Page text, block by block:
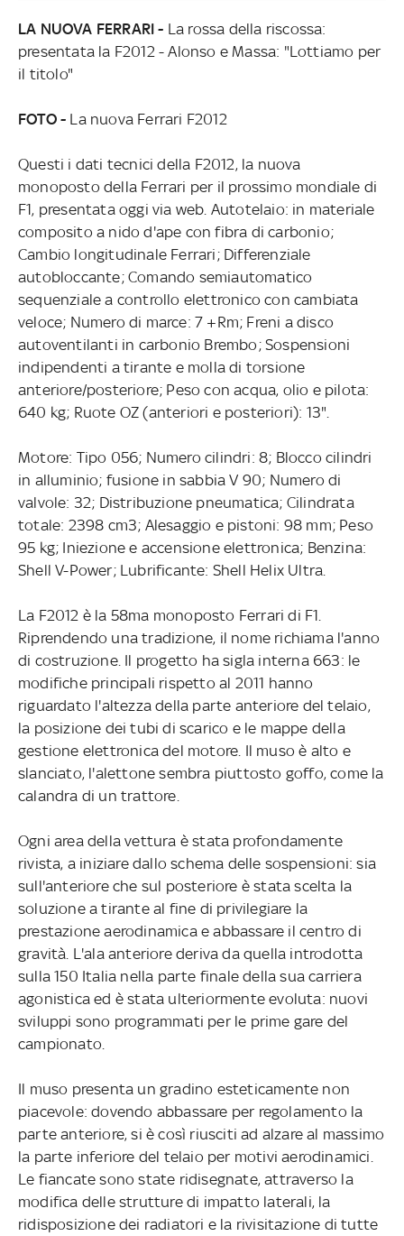
LA NUOVA FERRARI - La rossa della riscossa:
presentata la F2012 - Alonso e Massa: "Lottiamo per
il titolo"
FOTO - La nuova Ferrari F2012
Questi i dati tecnici della F2012, la nuova
monoposto della Ferrari per il prossimo mondiale di
F1, presentata oggi via web. Autotelaio: in materiale
composito a nido d'ape con fibra di carbonio;
Cambio longitudinale Ferrari; Differenziale
autobloccante; Comando semiautomatico
sequenziale a controllo elettronico con cambiata
veloce; Numero di marce: 7 +Rm; Freni a disco
autoventilanti in carbonio Brembo; Sospensioni
indipendenti a tirante e molla di torsione
anteriore/posteriore; Peso con acqua, olio e pilota:
640 kg; Ruote OZ (anteriori e posteriori): 13".
Motore: Tipo 056; Numero cilindri: 8; Blocco cilindri
in alluminio; fusione in sabbia V 90; Numero di
valvole: 32; Distribuzione pneumatica; Cilindrata
totale: 2398 cm3; Alesaggio e pistoni: 98 mm; Peso
95 kg; Iniezione e accensione elettronica; Benzina:
Shell V-Power; Lubrificante: Shell Helix Ultra.
La F2012 è la 58ma monoposto Ferrari di F1.
Riprendendo una tradizione, il nome richiama l'anno
di costruzione. Il progetto ha sigla interna 663: le
modifiche principali rispetto al 2011 hanno
riguardato l'altezza della parte anteriore del telaio,
la posizione dei tubi di scarico e le mappe della
gestione elettronica del motore. Il muso è alto e
slanciato, l'alettone sembra piuttosto goffo, come la
calandra di un trattore.
Ogni area della vettura è stata profondamente
rivista, a iniziare dallo schema delle sospensioni: sia
sull'anteriore che sul posteriore è stata scelta la
soluzione a tirante al fine di privilegiare la
prestazione aerodinamica e abbassare il centro di
gravità. L'ala anteriore deriva da quella introdotta
sulla 150 Italia nella parte finale della sua carriera
agonistica ed è stata ulteriormente evoluta: nuovi
sviluppi sono programmati per le prime gare del
campionato.
Il muso presenta un gradino esteticamente non
piacevole: dovendo abbassare per regolamento la
parte anteriore, si è così riusciti ad alzare al massimo
la parte inferiore del telaio per motivi aerodinamici.
Le fiancate sono state ridisegnate, attraverso la
modifica delle strutture di impatto laterali, la
ridisposizione dei radiatori e la rivisitazione di tutte